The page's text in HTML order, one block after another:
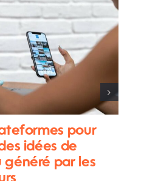
pour
idées de
généré par les